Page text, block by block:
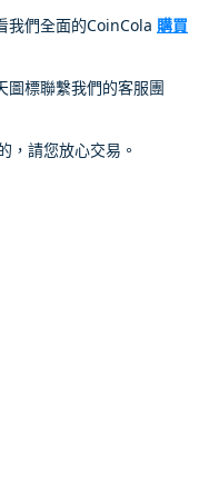
我們全面的CoinCola 購買
圖標聯繫我們的客服團
，請您放心交易。